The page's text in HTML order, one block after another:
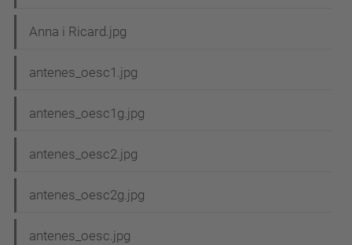
Anna i Ricard.jpg
antenes_oesc1.jpg
antenes_oesc1g.jpg
antenes_oesc2.jpg
antenes_oesc2g.jpg
antenes_oesc.jpg